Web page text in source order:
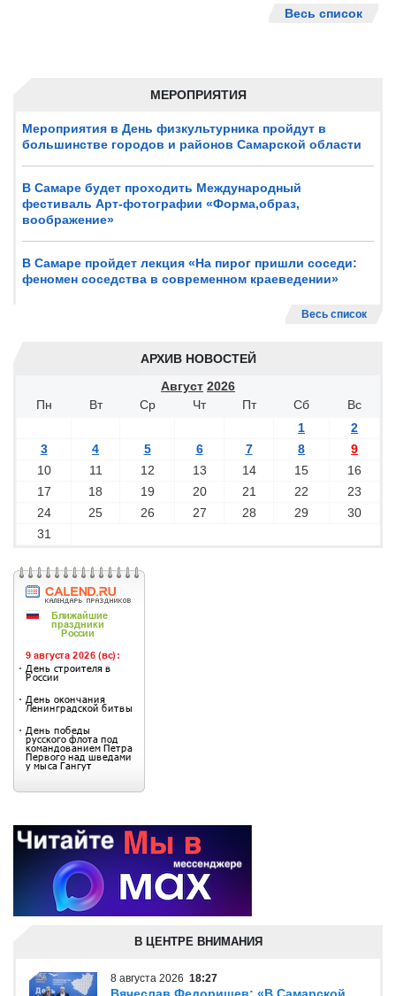
МЕРОПРИЯТИЯ
Мероприятия в День физкультурника пройдут в
большинстве городов и районов Самарской области
В Самаре будет проходить Международный
фестиваль Арт-фотографии «Форма,образ,
воображение»
В Самаре пройдет лекция «На пирог пришли соседи:
феномен соседства в современном краеведении»
Весь список
АРХИВ НОВОСТЕЙ
Август 2026
Пн
Вт Ср Чт Пт Сб
Вс
1
2
3
4 5 6 7 8
9
10
11 12 13 14 15
16
17
18 19 20 21 22
23
24
25 26 27 28 29
30
31
Весь список
В ЦЕНТРЕ ВНИМАНИЯ
8 августа 2026 18:27